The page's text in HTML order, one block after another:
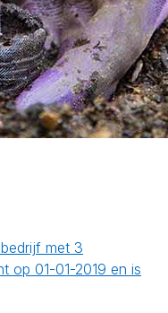
met 3
op 01-01-2019 en is